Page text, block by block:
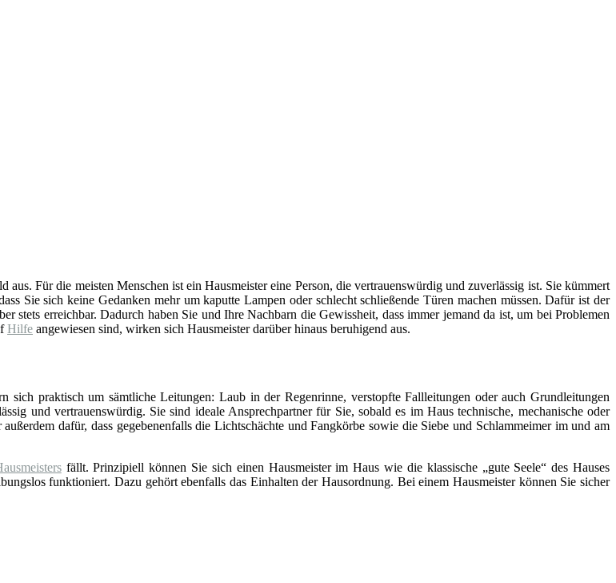
Für die meisten Menschen ist ein Hausmeister eine Person, die vertrauenswürdig und zuverlässig ist. Sie kümmert
Sie sich keine Gedanken mehr um kaputte Lampen oder schlecht schließende Türen machen müssen. Dafür ist der
stets erreichbar. Dadurch haben Sie und Ihre Nachbarn die Gewissheit, dass immer jemand da ist, um bei Problemen
Hilfe angewiesen sind, wirken sich Hausmeister darüber hinaus beruhigend aus.
sich praktisch um sämtliche Leitungen: Laub in der Regenrinne, verstopfte Fallleitungen oder auch Grundleitungen
und vertrauenswürdig. Sie sind ideale Ansprechpartner für Sie, sobald es im Haus technische, mechanische oder
außerdem dafür, dass gegebenenfalls die Lichtschächte und Fangkörbe sowie die Siebe und Schlammeimer im und am
fällt. Prinzipiell können Sie sich einen Hausmeister im Haus wie die klassische „gute Seele“ des Hauses
funktioniert. Dazu gehört ebenfalls das Einhalten der Hausordnung. Bei einem Hausmeister können Sie sicher